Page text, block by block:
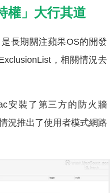
權」大行其道
長期關注蘋果OS的開發
，相關情況去
安裝了第三方的防火牆
況推出了使用者模式網路